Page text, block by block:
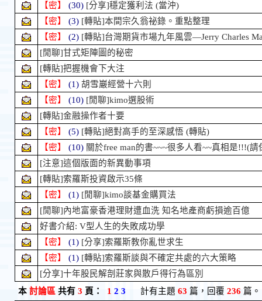
【密】
(30) [分享]穩定獲利法 (當沖)
【密】
(3) [轉貼]本間宗久翁祕錄。重點整理
【密】
(2) [轉貼]台灣期貨市場九年風雲—Jerry Charles
[閒聊]甘式矩陣圖的秘密
[轉貼]把握機會下大注
【密】
(1) 胡雪巖經營十六則
【密】
(10) [閒聊]kimo選股術
[轉貼]金融操作者十要
【密】
(5) [轉貼]絕對高手的至深感悟 (轉貼)
【密】
(10) 關於free man的書~~~很多人看~~真相是!!!(請
[注意]這個版面的新異動事項
[轉貼]索羅斯投資啟示35條
【密】
(1) [閒聊]kimo談基金購買法
[閒聊]內地富豪香港理財遭血洗 知名地產商虧損逾百億
好書介紹: V型人生的失敗成功學
【密】
(1) [分享]索羅斯教你亂世求生
【密】
(1) [轉貼]索羅斯談與不確定共處的六大策略
[分享]十年股民解剖莊家與散戶得行為區別
本討論區 共有 3 頁： 1 2 3 計有主題 63 篇，回覆 236 篇。